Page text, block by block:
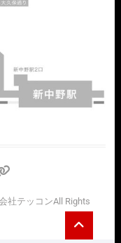
情
社テッコンAll Rights
to